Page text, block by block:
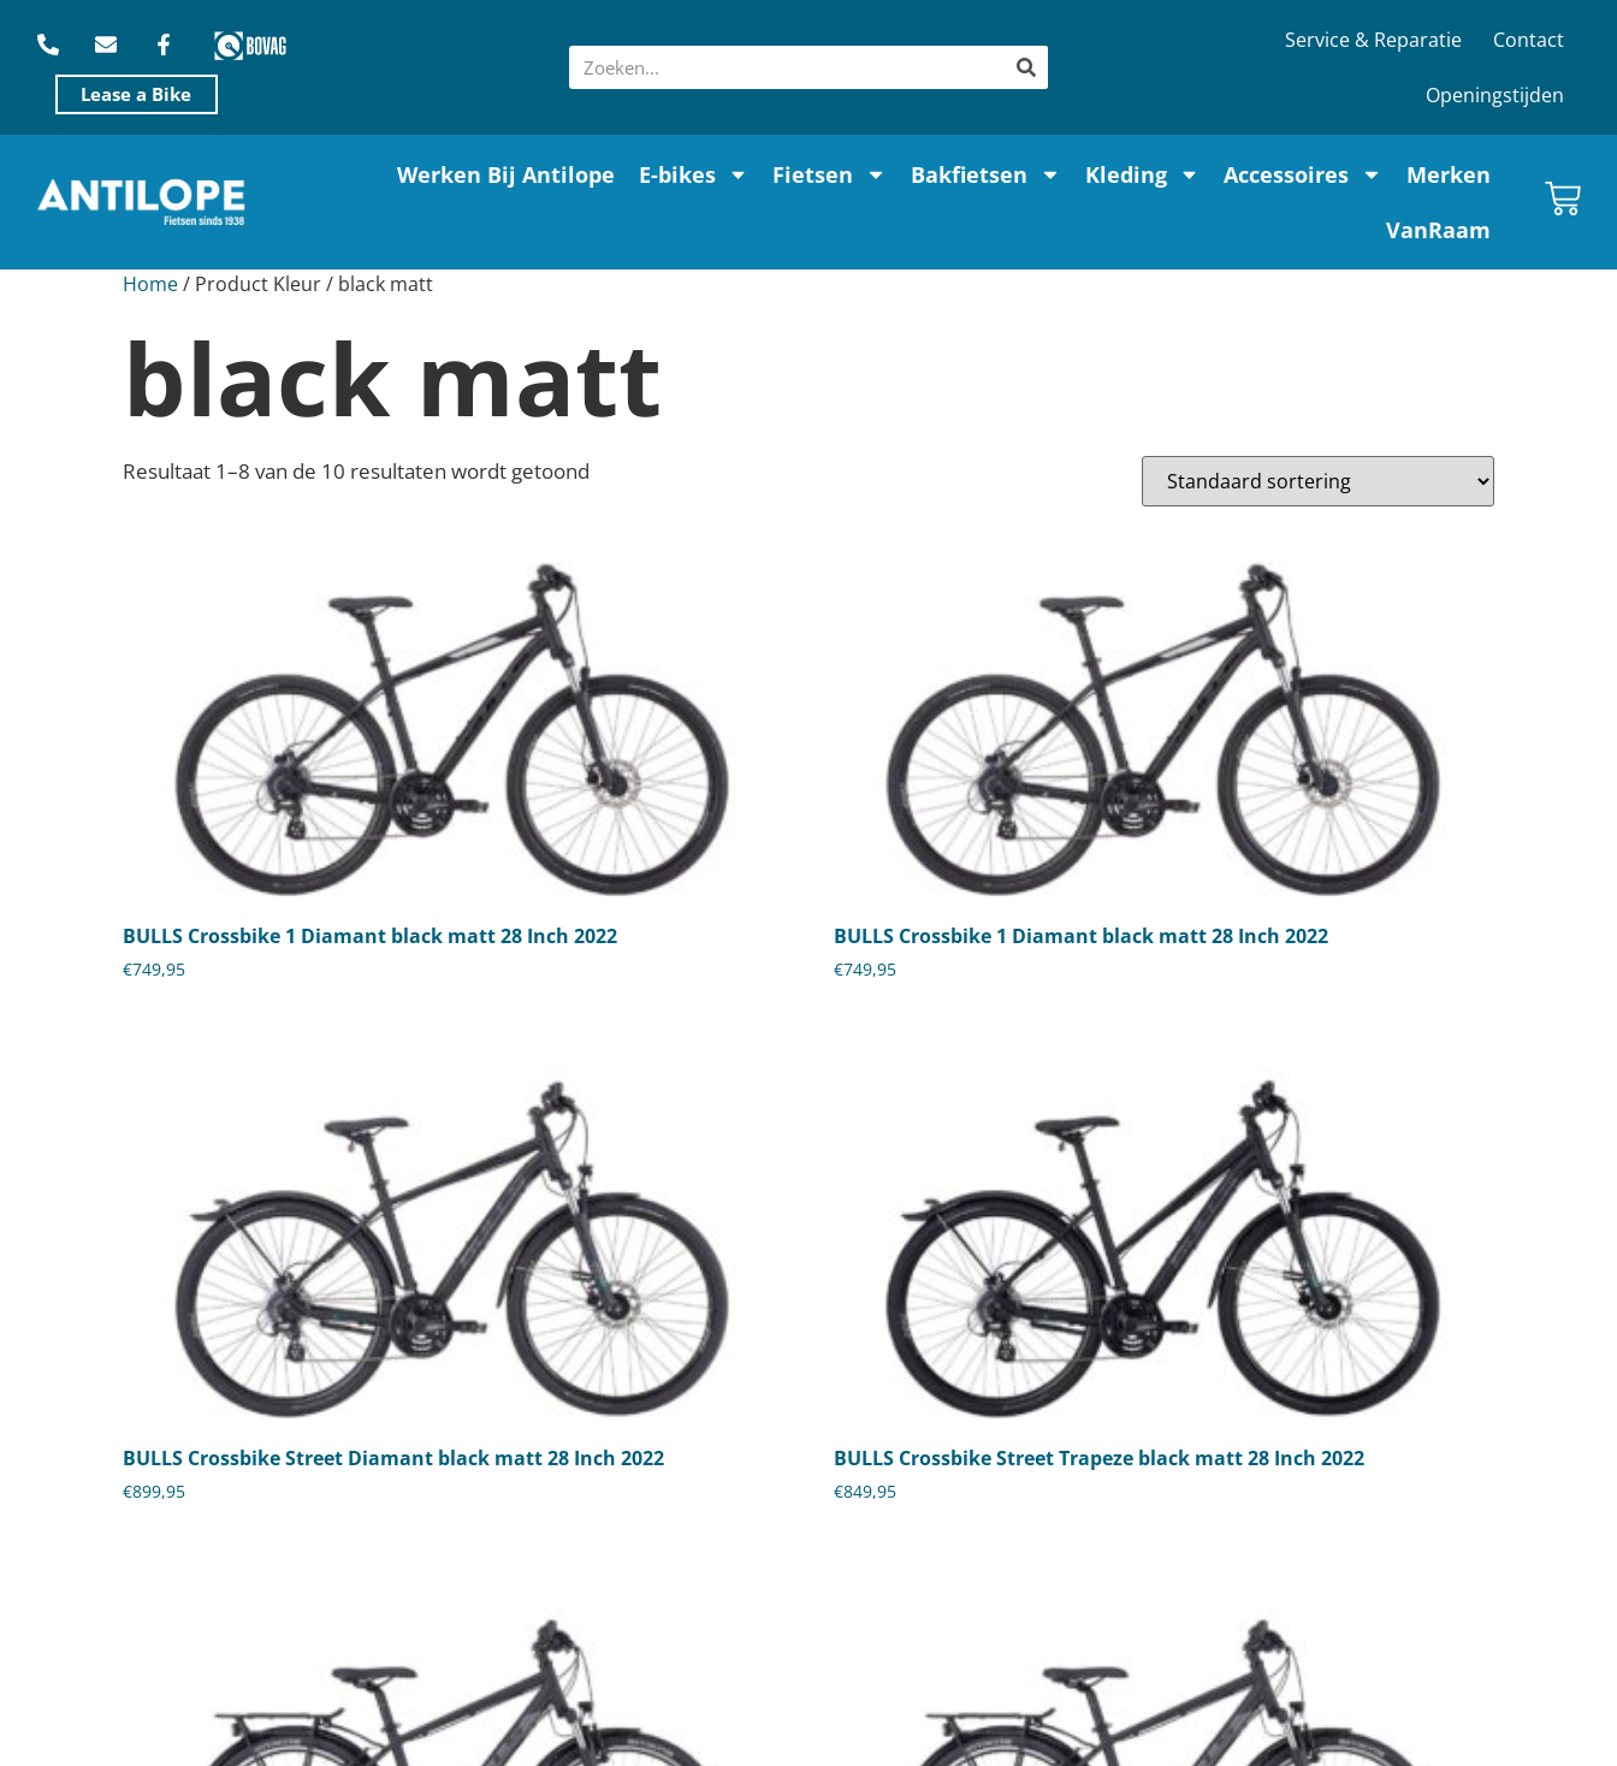
Lease a Bike
Service & Reparatie Contact
Openingstijden
Werken Bij Antilope E-bikes Fietsen Bakfietsen Kleding Accessoires
Merken
VanRaam
Home/ Product Kleur / black matt
black matt
Resultaat 1–8 van de 10 resultaten wordt getoond
BULLS Crossbike 1 Diamant black matt 28 Inch 2022
€749,95
BULLS Crossbike 1 Diamant black matt 28 Inch 2022
€749,95
BULLS Crossbike Street Diamant black matt 28 Inch 2022
€899,95
BULLS Crossbike Street Trapeze black matt 28 Inch 2022
€849,95